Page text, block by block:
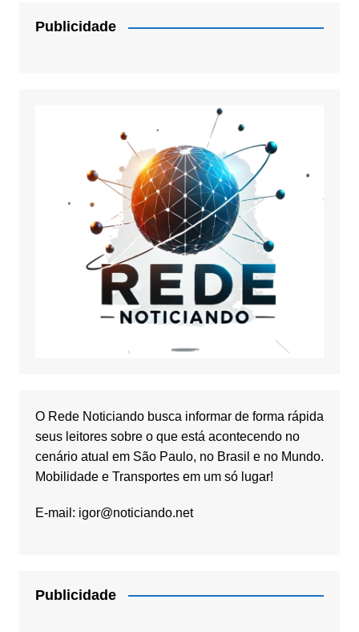
Publicidade
O Rede Noticiando busca informar de forma rápida
seus leitores sobre o que está acontecendo no
cenário atual em São Paulo, no Brasil e no Mundo.
Mobilidade e Transportes em um só lugar!
E-mail: igor@noticiando.net
Publicidade